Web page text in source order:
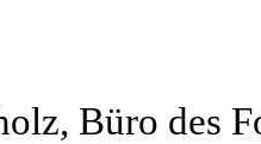
Büro des